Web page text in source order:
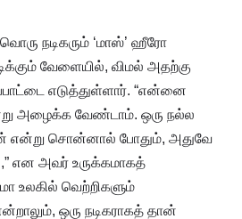
நடிகரும் ‘மாஸ்’ ஹீரோ
வேளையில், விமல் அதற்கு
எடுத்துள்ளார். “என்னை
அழைக்க வேண்டாம். ஒரு நல்ல
சொன்னால் போதும், அதுவே
என அவர் உருக்கமாகத்
உலகில் வெற்றிகளும்
ஒரு நடிகராகத் தான்